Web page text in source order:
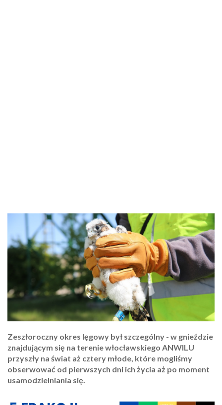
Zeszłoroczny okres lęgowy był szczególny - w gnieździe
znajdującym się na terenie włocławskiego ANWILU
przyszły na świat aż cztery młode, które mogliśmy
obserwować od pierwszych dni ich życia aż po moment
usamodzielniania się.